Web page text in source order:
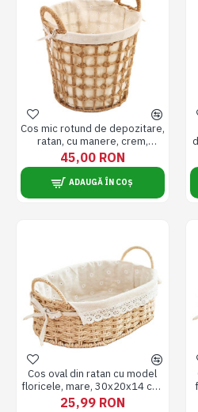
Cos mic rotund de depozitare,
ratan, cu manere, crem,
26*21*26/33 cm
45,00 RON
ADAUGĂ ÎN COȘ
Cos oval din ratan cu model
floricele, mare, 30x20x14 cm,
crem
25,99 RON